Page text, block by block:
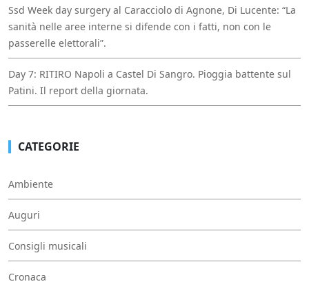
Ssd Week day surgery al Caracciolo di Agnone, Di Lucente: “La
sanità nelle aree interne si difende con i fatti, non con le
passerelle elettorali”.
Day 7: RITIRO Napoli a Castel Di Sangro. Pioggia battente sul
Patini. Il report della giornata.
CATEGORIE
Ambiente
Auguri
Consigli musicali
Cronaca